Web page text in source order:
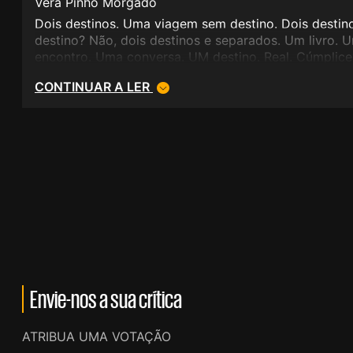
Dois destinos. Uma viagem sem destino. Dois
destino? Não, dois destinos e separados. Um livro.
encontro. Uma conversa. UM destino. Real.
CONTINUAR A LER
Envie-nos a sua crítica
ATRIBUA UMA VOTAÇÃO